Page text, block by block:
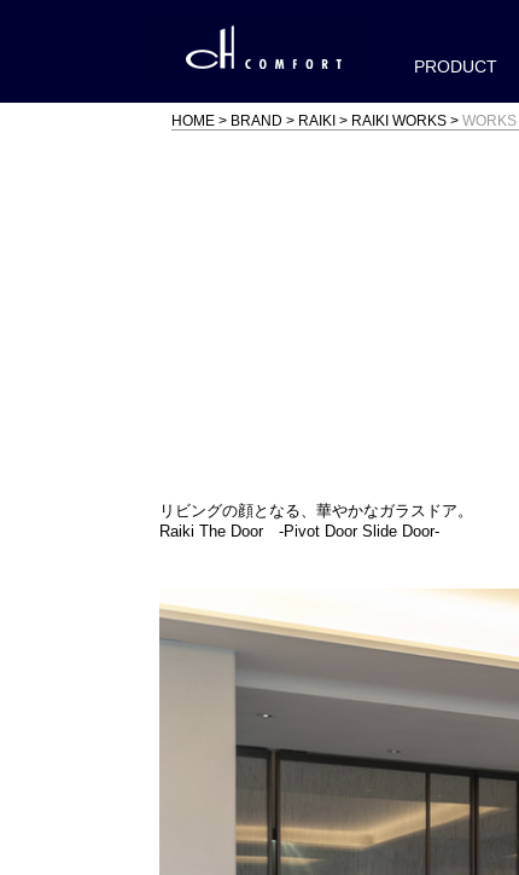
PRODUCT
HOME BRAND RAIKI RAIKI WORKS WORKS
リビングの顔となる、華やかなガラスドア。
Raiki The Door -Pivot Door Slide Door-